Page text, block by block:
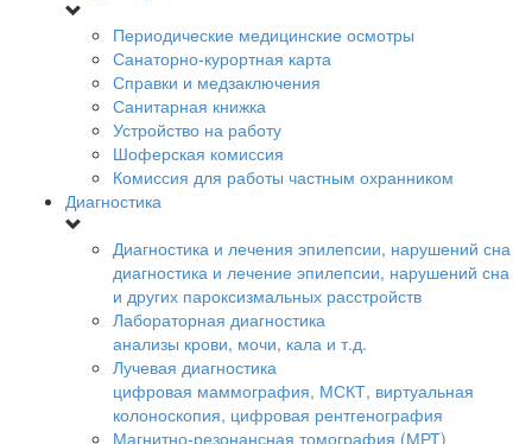
Периодические медицинские осмотры
Санаторно-курортная карта
Справки и медзаключения
Санитарная книжка
Устройство на работу
Шоферская комиссия
Комиссия для работы частным охранником
Диагностика
Диагностика и лечения эпилепсии, нарушений сна
диагностика и лечение эпилепсии, нарушений сна
и других пароксизмальных расстройств
Лабораторная диагностика
анализы крови, мочи, кала и т.д.
Лучевая диагностика
цифровая маммография, МСКТ, виртуальная
колоноскопия, цифровая рентгенография
Магнитно-резонансная томография (МРТ)